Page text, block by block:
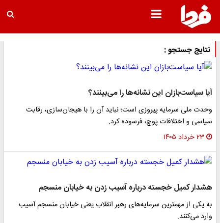
نتایج جستجو :
آیا سیاست‌بازان این نشانه‌ها را می‌بینند؟
وحدت ملی سرمایه پیروزی است؛ نباید آن را با هیجان‌سازی، رقابت
سیاسی و اختلافات پوچ، فرسوده کرد.
۲۳ خرداد ۱۴۰۵
هشدار کمیل خجسته درباره آسیب زدن به خیابان منسجم
به یکی از مهمترین سرمایه‌های رهبر انقلاب یعنی خیابان منسجم آسیب
وارد می‌کنند.